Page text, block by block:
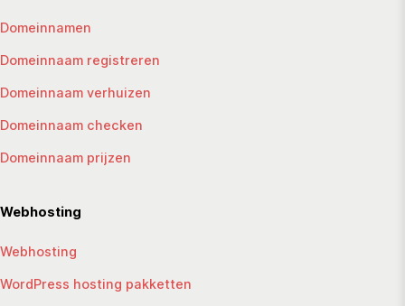
Domeinnamen
Domeinnaam registreren
Domeinnaam verhuizen
Domeinnaam checken
Domeinnaam prijzen
Webhosting
Webhosting
WordPress hosting pakketten